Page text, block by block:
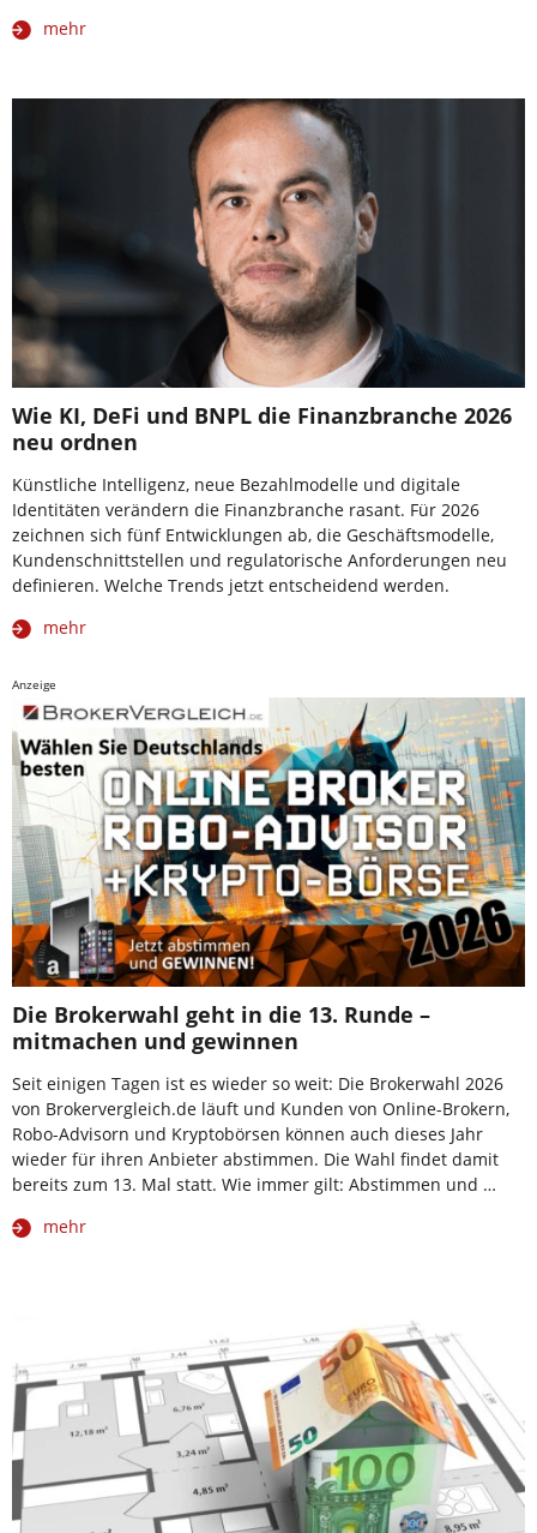
mehr
Wie KI, DeFi und BNPL die Finanzbranche 2026
neu ordnen
Künstliche Intelligenz, neue Bezahlmodelle und digitale
Identitäten verändern die Finanzbranche rasant. Für 2026
zeichnen sich fünf Entwicklungen ab, die Geschäftsmodelle,
Kundenschnittstellen und regulatorische Anforderungen neu
definieren. Welche Trends jetzt entscheidend werden.
mehr
Anzeige
Die Brokerwahl geht in die 13. Runde –
mitmachen und gewinnen
Seit einigen Tagen ist es wieder so weit: Die Brokerwahl 2026
von Brokervergleich.de läuft und Kunden von Online-Brokern,
Robo-Advisorn und Kryptobörsen können auch dieses Jahr
wieder für ihren Anbieter abstimmen. Die Wahl findet damit
bereits zum 13. Mal statt. Wie immer gilt: Abstimmen und …
mehr